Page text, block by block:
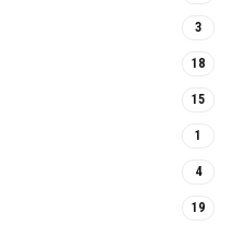
3
18
15
1
4
19